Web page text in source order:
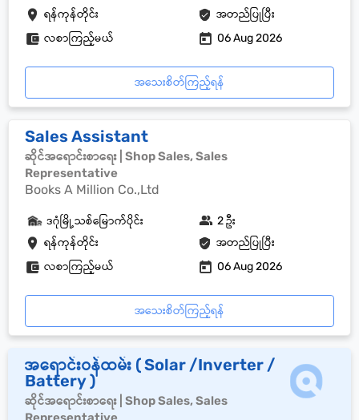
ရန်ကုန်တိုင်း အတည်ပြုပြီး
လစာကြည့်မယ် 06 Aug 2026
အသေးစိတ်ကြည့်ရန်
Sales Assistant
ဆိုင်အရောင်းစာရေး | Shop Sales, Sales
Representative
Books A Million Co.,Ltd
ရန်ကုန်တိုင်း အတည်ပြုပြီး
ဒဂုံမြို့သစ်မြောက်ပိုင်း 2 ဦး
လစာကြည့်မယ် 06 Aug 2026
အသေးစိတ်ကြည့်ရန်
အရောင်းဝန်ထမ်း ( Solar /Inverter /
Battery )
ဆိုင်အရောင်းစာရေး | Shop Sales, Sales